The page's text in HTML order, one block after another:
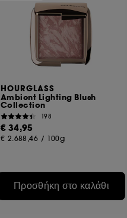
HOURGLASS
Ambient Lighting Blush
Collection
198
€ 34,95
€ 2.688,46 / 100g
Προσθήκη στο καλάθι